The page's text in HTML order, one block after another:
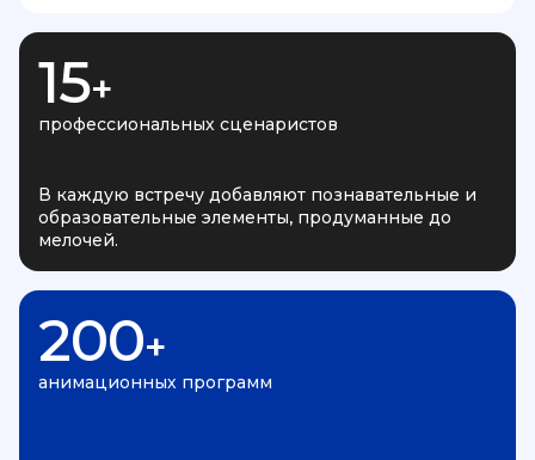
15+
профессиональных сценаристов
В каждую встречу добавляют познавательные и
образовательные элементы, продуманные до
мелочей.
200+
анимационных программ